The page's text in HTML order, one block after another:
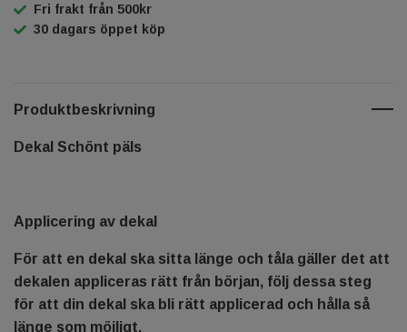
Fri frakt från 500kr
30 dagars öppet köp
Produktbeskrivning
Dekal Schönt päls
Applicering av dekal
För att en dekal ska sitta länge och tåla gäller det att
dekalen appliceras rätt från början, följ dessa steg
för att din dekal ska bli rätt applicerad och hålla så
länge som möjligt.